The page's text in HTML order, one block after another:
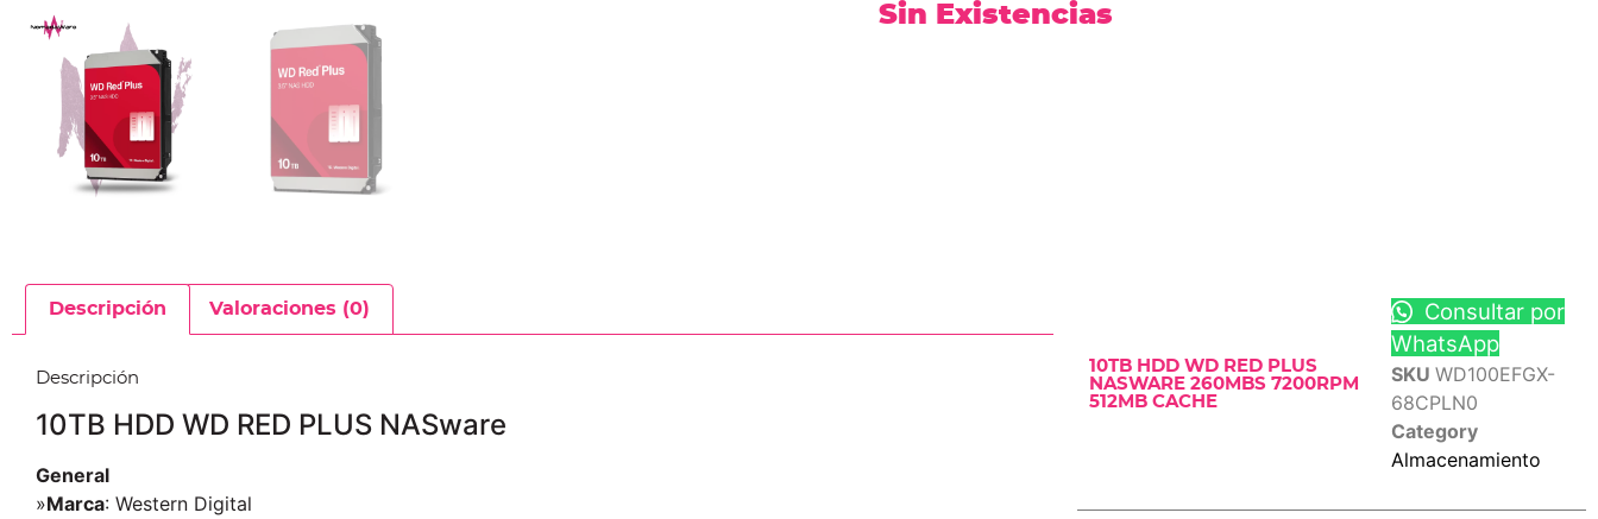
Sin Existencias
Descripción Valoraciones (0)
Descripción
10TB HDD WD RED PLUS NASware
General
»Marca: Western Digital
10TB HDD WD RED PLUS
NASWARE 260MBS 7200RPM
512MB CACHE
Consultar por
WhatsApp
SKU WD100EFGX-
68CPLN0
Category
Almacenamiento